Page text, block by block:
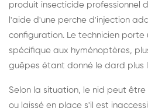
produit insecticide professionnel
l'aide d'une perche d'injection
configuration. Le technicien porte
spécifique aux hyménoptères,
guêpes étant donné le dard plus
Selon la situation, le nid peut
ou laissé en place s'il est